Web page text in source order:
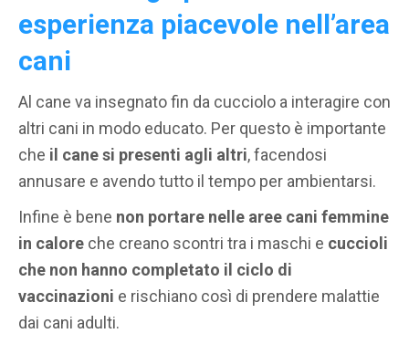
esperienza piacevole nell’area
cani
Al cane va insegnato fin da cucciolo a interagire con
altri cani in modo educato. Per questo è importante
che il cane si presenti agli altri, facendosi
annusare e avendo tutto il tempo per ambientarsi.
Infine è bene non portare nelle aree cani femmine
in calore che creano scontri tra i maschi e cuccioli
che non hanno completato il ciclo di
vaccinazioni e rischiano così di prendere malattie
dai cani adulti.